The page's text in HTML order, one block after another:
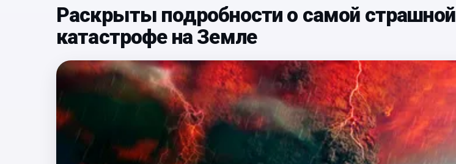
Раскрыты подробности о самой страшной
катастрофе на Земле